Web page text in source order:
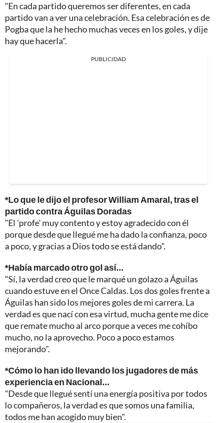
"En cada partido queremos ser diferentes, en cada
partido van a ver una celebración. Esa celebración es de
Pogba que la he hecho muchas veces en los goles, y dije
hay que hacerla".
PUBLICIDAD
*Lo que le dijo el profesor William Amaral, tras el
partido contra Águilas Doradas
"El 'profe' muy contento y estoy agradecido con él
porque desde que llegué me ha dado la confianza, poco
a poco, y gracias a Dios todo se está dando".
*Había marcado otro gol así...
"Sí, la verdad creo que le marqué un golazo a Águilas
cuando estuve en el Once Caldas. Los dos goles frente a
Águilas han sido los mejores goles de mi carrera. La
verdad es que nací con esa virtud, mucha gente me dice
que remate mucho al arco porque a veces me cohíbo
mucho, no la aprovecho. Poco a poco estamos
mejorando".
*Cómo lo han ido llevando los jugadores de más
experiencia en Nacional...
"Desde que llegué sentí una energía positiva por todos
lo compañeros, la verdad es que somos una familia,
todos me han acogido muy bien".